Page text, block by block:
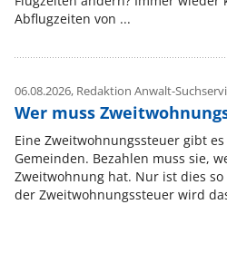
Abflugzeiten von ...
06.08.2026, Redaktion Anwalt-
Wer muss
Eine Zweitwohnungssteuer gibt
Gemeinden. Bezahlen muss sie,
Zweitwohnung hat. Nur ist dies
der Zweitwohnungssteuer wird